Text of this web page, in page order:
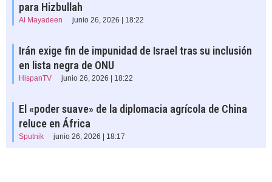
para Hizbullah
Al Mayadeen junio 26, 2026 | 18:22
Irán exige fin de impunidad de Israel tras su inclusión
en lista negra de ONU
HispanTV junio 26, 2026 | 18:22
El «poder suave» de la diplomacia agrícola de China
reluce en África
Sputnik junio 26, 2026 | 18:17